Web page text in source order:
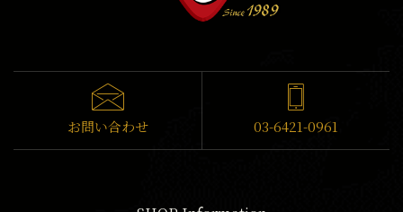
お問い合わせ 03-6421-0961